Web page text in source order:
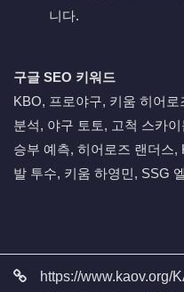
니다.
구글 SEO 키워드
KBO, 프로야구, 키움 히어
분석, 야구 토토, 고척 스카
승부 예측, 히어로즈 랜더스,
발 투수, 키움 하영민, SSG
관련자료https://www.kaov.org/